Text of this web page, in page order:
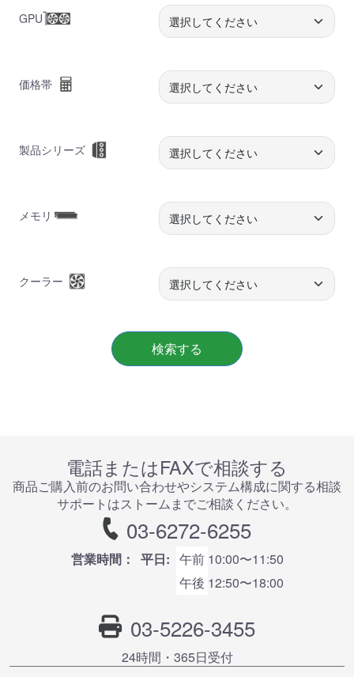
GPU
価格帯
製品シリーズ
メモリ
クーラー
検索する
電話またはFAXで相談する
商品ご購⼊前のお問い合わせやシステム構成に関する相談
サポートはストームまでご相談ください。
03-6272-6255
営業時間： 平日: 午前 10:00〜11:50
午後 12:50〜18:00
03-5226-3455
24時間・365⽇受付